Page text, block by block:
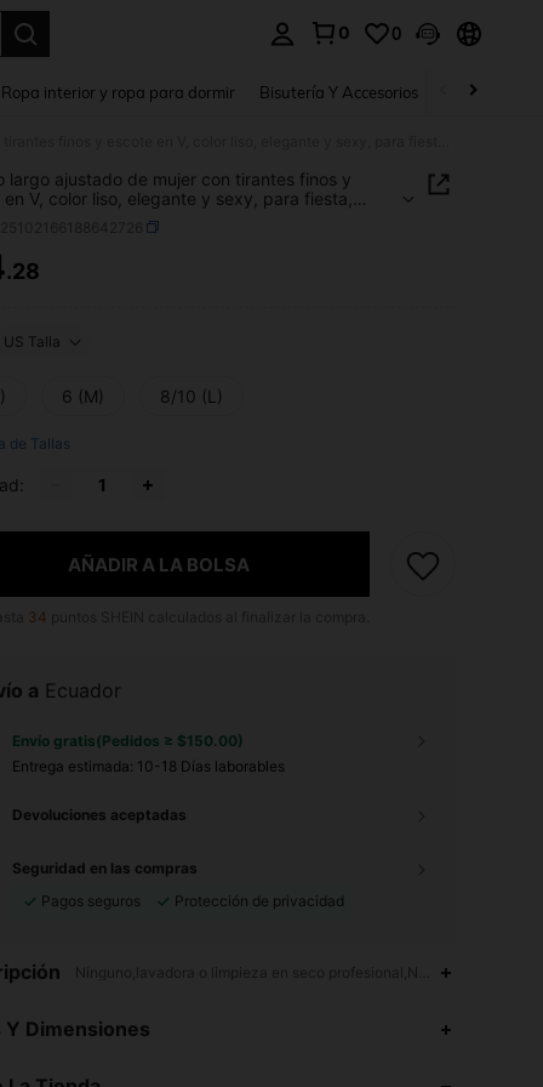
0 0
Ropa interior y ropa para dormir Bisutería Y Accesorios Zapatos
largo ajustado de mujer con tirantes finos y
V, color liso, elegante y sexy, para fiesta,
AND AVAILABILITY
.28
US Talla
6 (M) 8/10 (L)
de Tallas
AÑADIR A LA BOLSA
34
a Ecuador
Envío gratis(Pedidos ≥ $150.00)
Entrega estimada: 10-18 Días laborables
Devoluciones aceptadas
Seguridad en las compras
Pagos seguros
Protección de privacidad
Ninguno,lavadora o limpieza en seco profesional,Noche de
Y Dimensiones
4.82